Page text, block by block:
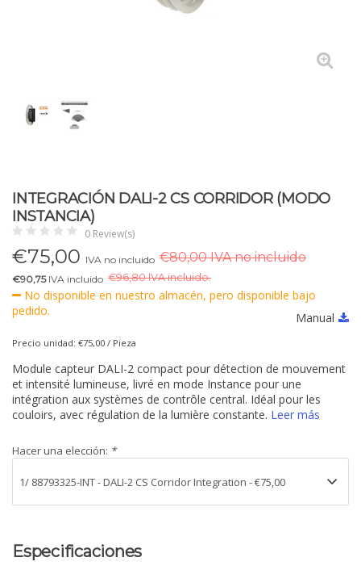
INTEGRACIÓN DALI-2 CS CORRIDOR (MODO
INSTANCIA)
0 Review(s)
€75,00 IVA no incluido €80,00 IVA no incluido
€90,75IVA incluido €96,80 IVA incluido.
No disponible en nuestro almacén, pero disponible bajo
pedido.
Manual
Precio unidad: €75,00 / Pieza
Module capteur DALI-2 compact pour détection de mouvement
et intensité lumineuse, livré en mode Instance pour une
intégration aux systèmes de contrôle central. Idéal pour les
couloirs, avec régulation de la lumière constante. Leer más
Hacer una elección: *
Especificaciones